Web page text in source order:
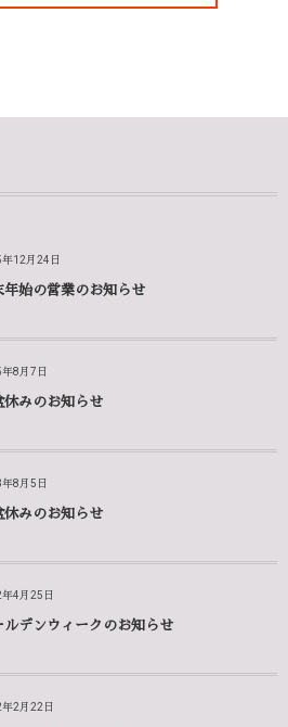
12月24日
年始の営業のお知らせ
8月7日
休みのお知らせ
8月5日
休みのお知らせ
4月25日
ルデンウィークのお知らせ
2月22日